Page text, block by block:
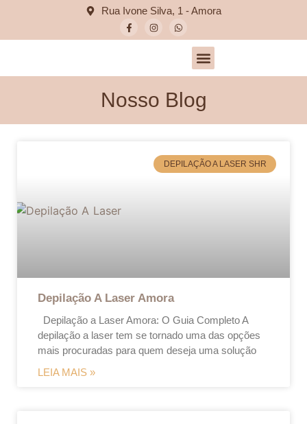
Rua Ivone Silva, 1 - Amora
Nosso Blog
DEPILAÇÃO A LASER SHR
Depilação A Laser Amora
Depilação a Laser Amora: O Guia Completo A
depilação a laser tem se tornado uma das opções
mais procuradas para quem deseja uma solução
LEIA MAIS »